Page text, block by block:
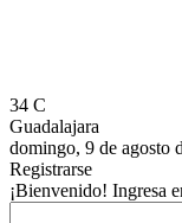
34 C
Guadalajara
domingo, 9 de agosto
Registrarse
¡Bienvenido! Ingresa